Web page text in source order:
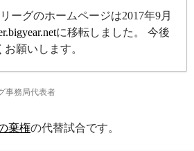
ーグのホームページは2017年9月
に移転しました。 今後
願いします。
事務局代表者
棄権の代替試合です。